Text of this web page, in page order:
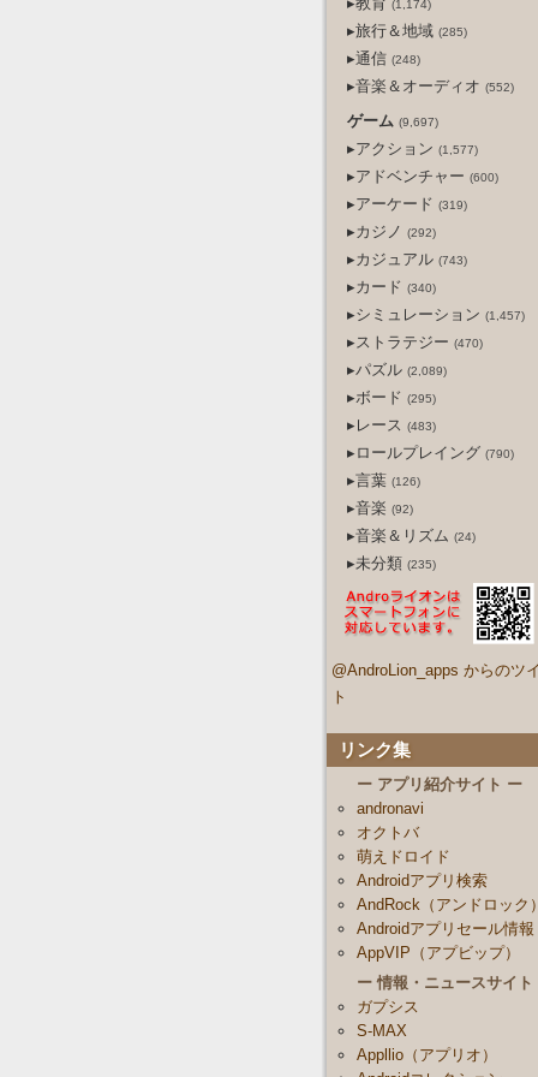
(1,174)
▸旅行＆地域 (285)
▸通信 (248)
▸音楽＆オーディオ (552)
ゲーム (9,697)
▸アクション (1,577)
▸アドベンチャー (600)
▸アーケード (319)
▸カジノ (292)
▸カジュアル (743)
▸カード (340)
▸シミュレーション (1,457)
▸ストラテジー (470)
▸パズル (2,089)
▸ボード (295)
▸レース (483)
▸ロールプレイング (790)
▸言葉 (126)
▸音楽 (92)
▸音楽＆リズム (24)
▸未分類 (235)
@AndroLion_apps からのツ
ト
リンク集
ー アプリ紹介サイト ー
andronavi
オクトバ
萌えドロイド
Androidアプリ検索
AndRock（アンドロック
Androidアプリセール情報
AppVIP（アプビップ）
ー 情報・ニュースサイト
ガプシス
S-MAX
Appllio（アプリオ）